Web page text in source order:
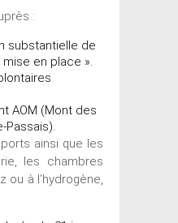
:
substantielle de
en place ».
AOM (Mont des
Passais).
ainsi que les
les chambres
à l’hydrogène,